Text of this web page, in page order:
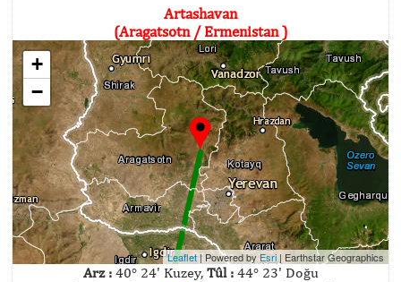
Artashavan
(Aragatsotn / Ermenistan )
+
−
Leaflet| Powered by Esri | Earthstar Geographics
Arz :40° 24' Kuzey, Tûl :44° 23' Doğu